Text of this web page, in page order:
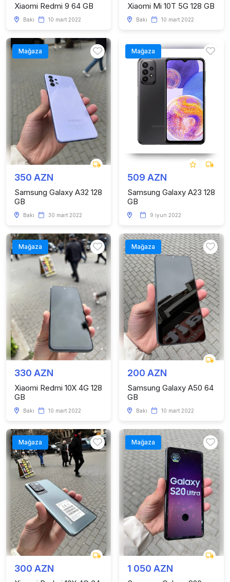
Xiaomi Redmi 9 64 GB
Bakı 10 mart 2022
Xiaomi Mi 10T 5G 128 GB
Bakı 10 mart 2022
Mağaza
350 AZN
Samsung Galaxy A32 128
GB
Bakı 30 mart 2022
Mağaza
509 AZN
Samsung Galaxy A23 128
GB
9 iyun 2022
Mağaza
330 AZN
Xiaomi Redmi 10X 4G 128
GB
Bakı 10 mart 2022
Mağaza
200 AZN
Samsung Galaxy A50 64
GB
Bakı 10 mart 2022
Mağaza
300 AZN
Mağaza
1 050 AZN